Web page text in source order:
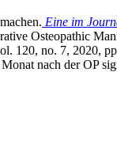
Eine im
Osteopathic
120, no. 7, 2020,
nach der OP